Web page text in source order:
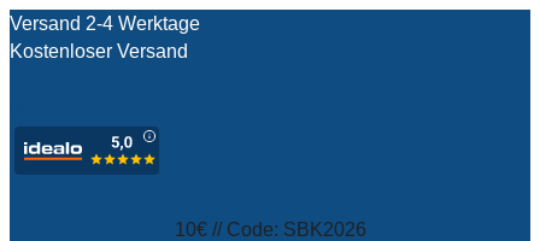
Versand 2-4 Werktage
Kostenloser Versand
10€ // Code: SBK2026